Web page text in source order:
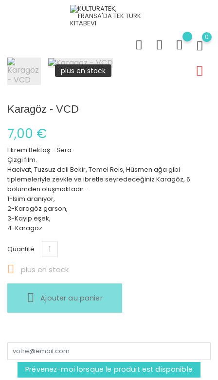
0
plus en stock
Karagöz - VCD
7,00 €
Ekrem Bektaş - Sera.
Çizgi film.
Hacivat, Tuzsuz deli Bekir, Temel Reis, Hüsmen ağa gibi
tiplemeleriyle zevkle ve ibretle seyredeceğiniz Karagöz, 6
bölümden oluşmaktadır :
1-Isim aranıyor,
2-Karagöz garson,
3-Kayıp eşek,
4-Karagöz
Quantité
 plus en stock
Ajouter au panier
Prévenez-moi lorsque le produit est disponible